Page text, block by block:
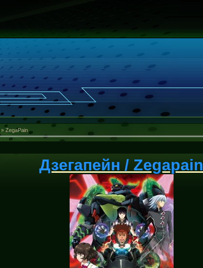
» ZegaPain
Дзегапейн / Zegapain